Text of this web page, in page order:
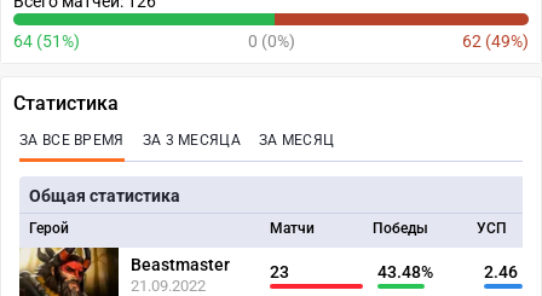
64 (51%) 0 (0%) 62 (49%)
Статистика
ЗА ВСЕ ВРЕМЯ ЗА 3 МЕСЯЦА ЗА МЕСЯЦ
Общая статистика
Герой Матчи Победы УСП
Beastmaster
21.09.2022
23 43.48% 2.46